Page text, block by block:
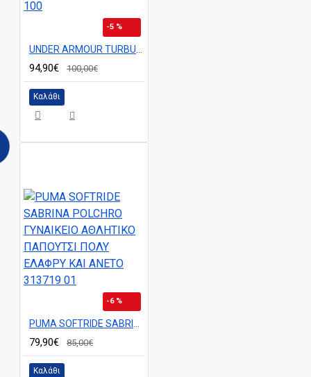
-5 %
UNDER ARMOUR TURBULENCE 3 ΓΥΝΑΙΚΕΙΟ ΑΘΛΗΤΙΚΟ ΠΑΠΟΥΤΣΙ 6006718-100
94,90€ 100,00€
Καλάθι
-6 %
PUMA SOFTRIDE SABRINA POLCHRO ΓΥΝΑΙΚΕΙΟ ΑΘΛΗΤΙΚΟ ΠΑΠΟΥΤΣΙ ΠΟΛΥ ΕΛΑΦΡΥ ΚΑΙ ΑΝΕΤΟ 313719 01
79,90€ 85,00€
Καλάθι